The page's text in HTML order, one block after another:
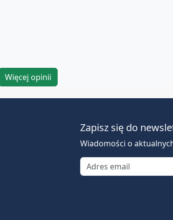
Więcej opinii
Zapisz się do
Wiadomości o
Email address